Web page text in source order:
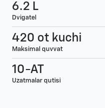
6.2 L
Dvigatel
420 ot kuchi
Maksimal quvvat
10-AT
Uzatmalar qutisi